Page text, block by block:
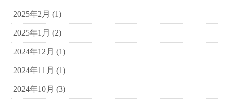
2025年2月 (1)
2025年1月 (2)
2024年12月 (1)
2024年11月 (1)
2024年10月 (3)